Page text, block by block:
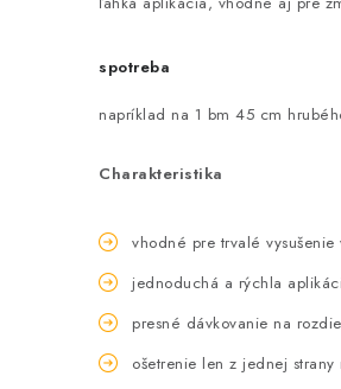
spotreba
napríklad na 1 bm 45 cm
Charakteristika
vhodné pre trvalé
jednoduchá a rýchla
presné dávkovanie na
ošetrenie len z jednej